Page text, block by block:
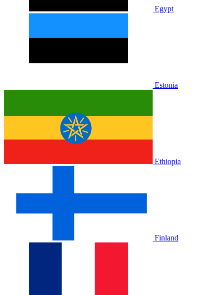
Egypt
Estonia
Ethiopia
Finland